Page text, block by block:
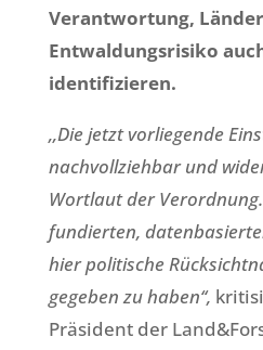
Verantwortung,
Entwaldungsrisiko
identifizieren.
‚‚Die jetzt vorliegende
nachvollziehbar und
Wortlaut der
fundierten,
hier politische
gegeben zu haben‘‘,
Präsident der